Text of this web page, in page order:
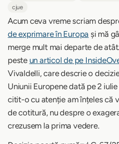
cjue
Acum ceva vreme scriam
de exprimare în Europa și mă
merge mult mai departe de
peste un articol de pe
Vivaldelli, care descrie o
Uniunii Europene dată pe 2
citit-o cu atenție am înțeles că
de cotitură, nu despre o
crezusem la prima vedere.